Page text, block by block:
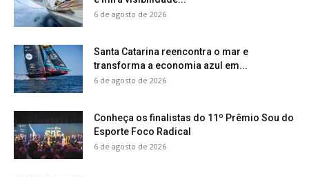
6 de agosto de 2026
Santa Catarina reencontra o mar e
transforma a economia azul em...
6 de agosto de 2026
Conheça os finalistas do 11º Prêmio Sou do
Esporte Foco Radical
6 de agosto de 2026